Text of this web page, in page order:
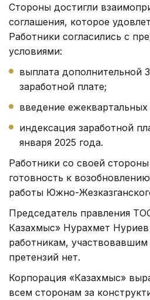
Стороны достигли
соглашения, которое
Работники согласились с
условиями:
выплата дополнительной
заработной плате;
введение
индексация заработной
января 2025 года.
Работники со своей
готовность к
работы Южно-
Председатель правления
Казахмыс» Нурахмет
работникам, участвовавшим
претензий нет.
Корпорация «Казахмыс»
всем сторонам за